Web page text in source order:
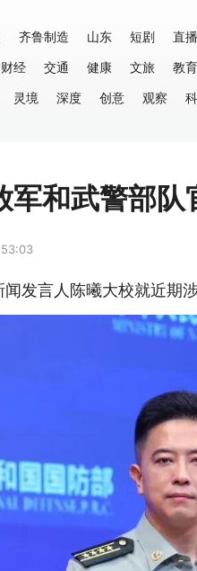
齐鲁制造 山东 短剧 直播
财经 交通 健康 文旅 教育
灵境 深度 创意 观察
军和武警部
发言人陈曦大校就近期